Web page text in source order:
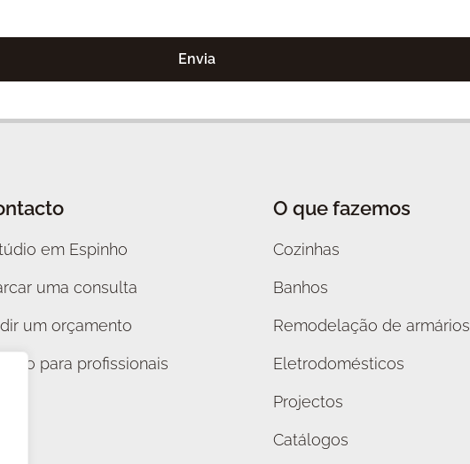
Envia
em Espinho
uma consulta
um orçamento
para profissionais
O que fazemos
Cozinhas
Banhos
Remodelação de armários
Eletrodomésticos
Projectos
Catálogos